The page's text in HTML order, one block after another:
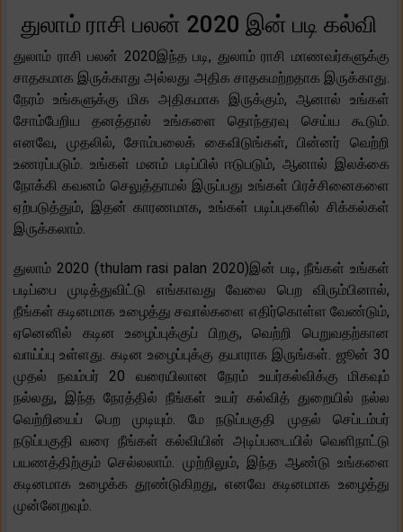
துலாம் ராசி பலன் 2020 இன் படி கல்வி
துலாம் ராசி பலன் 2020இந்த படி, துலாம் ராசி மாணவர்களுக்கு
சாதகமாக இருக்காது அல்லது அதிக சாதகமற்றதாக இருக்காது.
நேரம் உங்களுக்கு மிக அதிகமாக இருக்கும், ஆனால் உங்கள்
சோம்பேறிய தனத்தால் உங்களை தொந்தரவு செய்ய கூடும்.
எனவே, முதலில், சோம்பலைக் கைவிடுங்கள், பின்னர் வெற்றி
உணரப்படும். உங்கள் மனம் படிப்பில் ஈடுபடும், ஆனால் இலக்கை
நோக்கி கவனம் செலுத்தாமல் இருப்பது உங்கள் பிரச்சினைகளை
ஏற்படுத்தும், இதன் காரணமாக, உங்கள் படிப்புகளில் சிக்கல்கள்
இருக்கலாம்.
துலாம் 2020 (thulam rasi palan 2020)இன் படி, நீங்கள் உங்கள்
படிப்பை முடித்துவிட்டு எங்காவது வேலை பெற விரும்பினால்,
நீங்கள் கடினமாக உழைத்து சவால்களை எதிர்கொள்ள வேண்டும்,
ஏனெனில் கடின உழைப்புக்குப் பிறகு, வெற்றி பெறுவதற்கான
வாய்ப்பு உள்ளது. கடின உழைப்புக்கு தயாராக இருங்கள். ஜூன் 30
முதல் நவம்பர் 20 வரையிலான நேரம் உயர்கல்விக்கு மிகவும்
நல்லது, இந்த நேரத்தில் நீங்கள் உயர் கல்வித் துறையில் நல்ல
வெற்றியைப் பெற முடியும். மே நடுப்பகுதி முதல் செப்டம்பர்
நடுப்பகுதி வரை நீங்கள் கல்வியின் அடிப்படையில் வெளிநாட்டு
பயணத்திற்கும் செல்லலாம். முற்றிலும், இந்த ஆண்டு உங்களை
கடினமாக உழைக்க தூண்டுகிறது, எனவே கடினமாக உழைத்து
முன்னேறவும்.